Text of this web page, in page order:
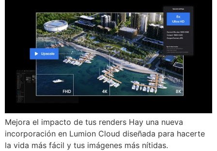
Mejora el impacto de tus renders Hay una nueva
incorporación en Lumion Cloud diseñada para hacerte
la vida más fácil y tus imágenes más nítidas.